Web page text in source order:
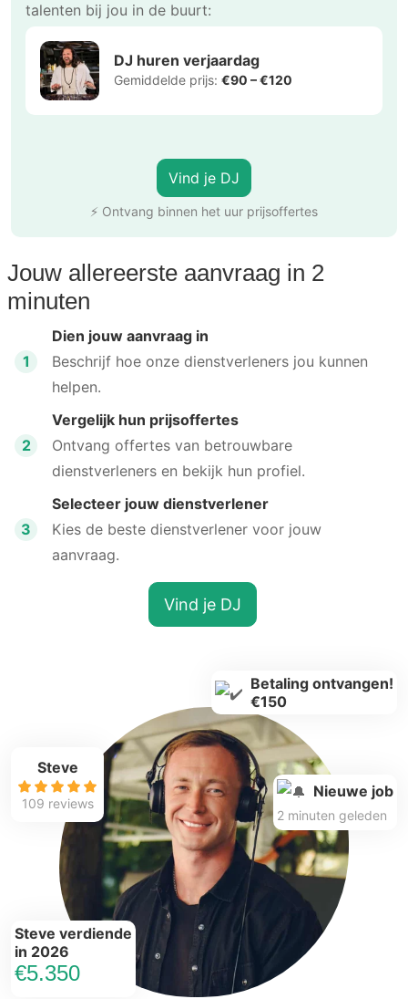
talenten bij jou in de buurt:
DJ huren verjaardag
Gemiddelde prijs: €90 – €120
Vind je DJ
⚡ Ontvang binnen het uur prijsoffertes
Jouw allereerste aanvraag in 2
minuten
1
Dien jouw aanvraag in
Beschrijf hoe onze dienstverleners jou kunnen
helpen.
2
Vergelijk hun prijsoffertes
Ontvang offertes van betrouwbare
dienstverleners en bekijk hun profiel.
3
Selecteer jouw dienstverlener
Kies de beste dienstverlener voor jouw
aanvraag.
Vind je DJ
Steve
109 reviews
Steve verdiende
in 2026
€5.350
Betaling ontvangen!
€150
Nieuwe job
2 minuten geleden